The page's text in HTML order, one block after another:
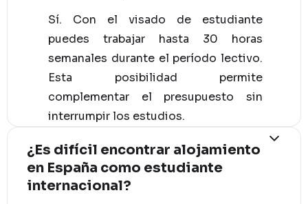
Sí. Con el visado de estudiante
puedes trabajar hasta 30 horas
semanales durante el período lectivo.
Esta posibilidad permite
complementar el presupuesto sin
interrumpir los estudios.
¿Es difícil encontrar alojamiento
en España como estudiante
internacional?